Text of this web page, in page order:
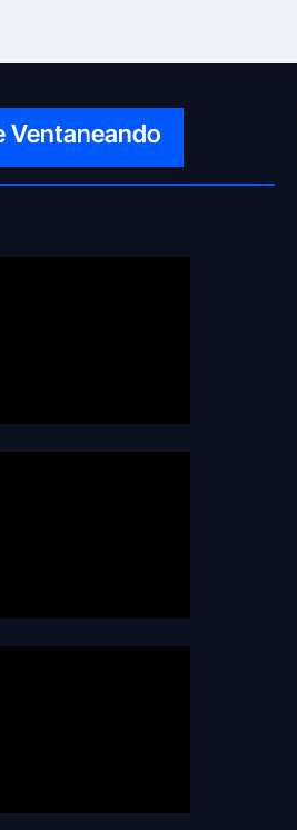
Ventaneando